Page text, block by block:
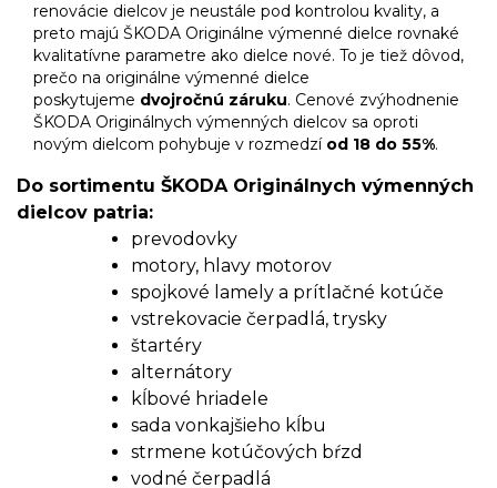
renovácie dielcov je neustále pod kontrolou kvality, a
preto majú ŠKODA Originálne výmenné dielce rovnaké
kvalitatívne parametre ako dielce nové. To je tiež dôvod,
prečo na originálne výmenné dielce
poskytujeme dvojročnú záruku. Cenové zvýhodnenie
ŠKODA Originálnych výmenných dielcov sa oproti
novým dielcom pohybuje v rozmedzí od 18 do 55%.
Do sortimentu ŠKODA Originálnych výmenných
dielcov patria:
prevodovky
motory, hlavy motorov
spojkové lamely a prítlačné kotúče
vstrekovacie čerpadlá, trysky
štartéry
alternátory
kĺbové hriadele
sada vonkajšieho kĺbu
strmene kotúčových bŕzd
vodné čerpadlá